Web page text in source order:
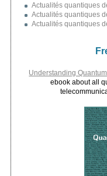
Actualités quantiques
Actualités quantiques
Actualités quantiques
Understanding
ebook about all